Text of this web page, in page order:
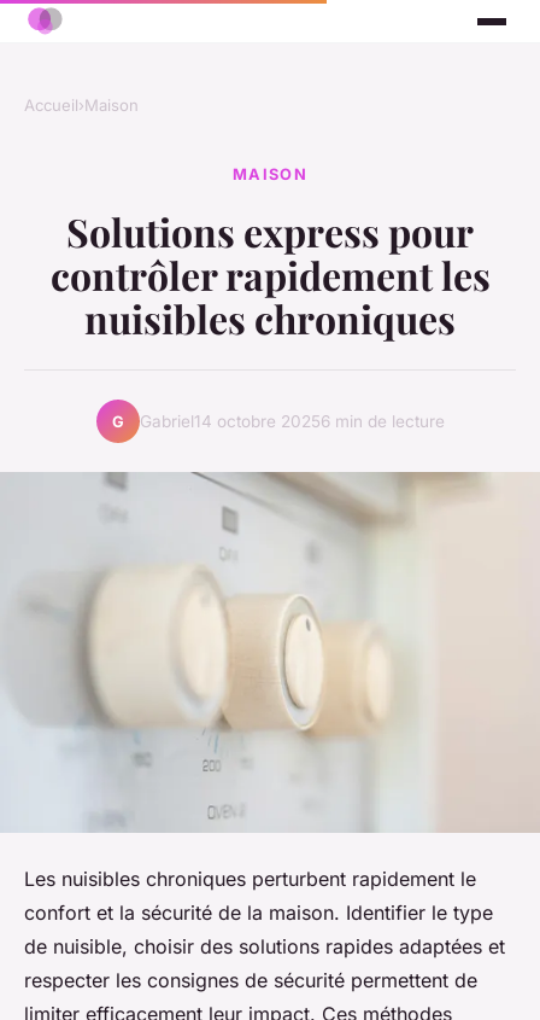
Accueil›Maison
MAISON
Solutions express pour
contrôler rapidement les
nuisibles chroniques
G Gabriel14 octobre 20256 min de lecture
Les nuisibles chroniques perturbent rapidement le
confort et la sécurité de la maison. Identifier le type
de nuisible, choisir des solutions rapides adaptées et
respecter les consignes de sécurité permettent de
limiter efficacement leur impact. Ces méthodes